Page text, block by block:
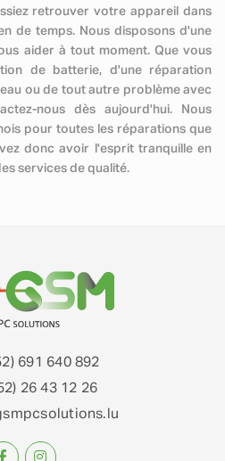
retrouver votre appareil dans
de temps. Nous disposons d'une
aider à tout moment. Que vous
de batterie, d'une réparation
ou de tout autre problème avec
nous dès aujourd'hui. Nous
pour toutes les réparations que
donc avoir l'esprit tranquille en
services de qualité.
691 640 892
26 43 12 26